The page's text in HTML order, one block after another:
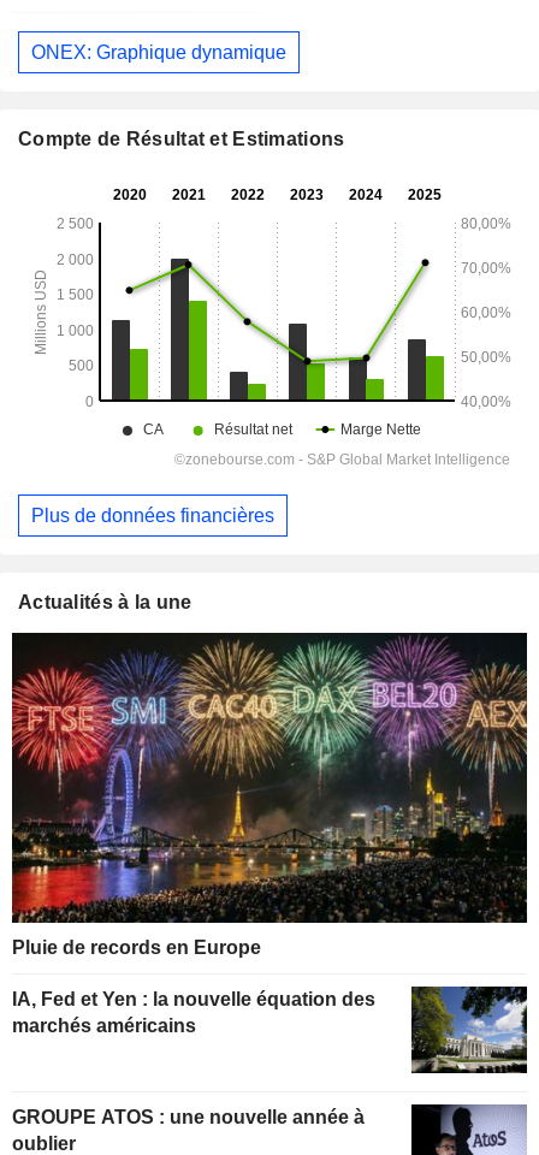
ONEX: Graphique dynamique
Compte de Résultat et Estimations
Plus de données financières
Actualités à la une
Pluie de records en Europe
IA, Fed et Yen : la nouvelle équation des
marchés américains
GROUPE ATOS : une nouvelle année à
oublier